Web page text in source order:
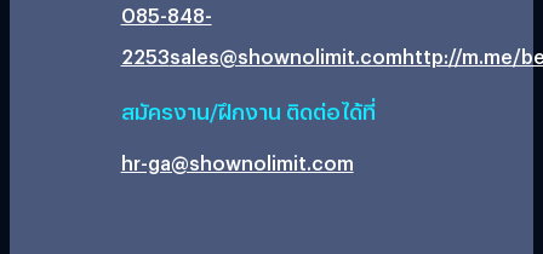
085-848-
2253sales@shownolimit.comhttp://m.me/
สมัครงาน/ฝึกงาน ติดต่อได้ที่
hr-ga@shownolimit.com